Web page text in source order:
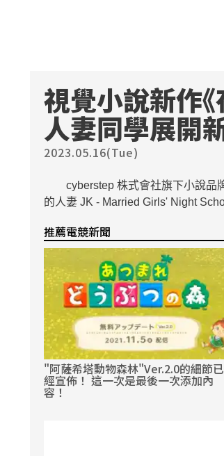
視覺小說新作
人妻同學展開
2023.05.16(Tue)
cyberstep 株式會社旗下小說品牌
的人妻 JK - Married Girls' Night
推薦電競新聞
"阿薩希塔動物森林"Ver.2.0的細節已
經宣佈！ 這一次是最後一次添加內
容！